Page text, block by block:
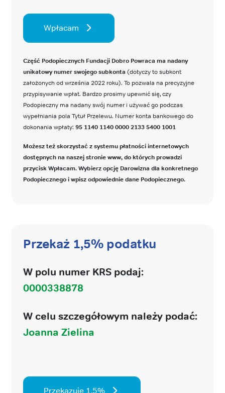
Wpłacam
Część Podopiecznych Fundacji Dobro Powraca ma nadany
unikatowy numer swojego subkonta (dotyczy to subkont
założonych od września 2022 roku). To pozwala na precyzyjne
przypisywanie wpłat. Bardzo prosimy upewnić się, czy
Podopieczny ma nadany swój numer i używać go podczas
wypełniania pola Tytuł Przelewu. Numer konta bankowego do
dokonania wpłaty: 95 1140 1140 0000 2133 5400 1001
Możesz też skorzystać z systemu płatności internetowych
dostępnych na naszej stronie www, do których prowadzi
przycisk Wpłacam. Wybierz opcję Darowizna dla konkretnego
Podopiecznego i wpisz odpowiednie dane Podopiecznego.
Przekaż 1,5% podatku
W polu numer KRS podaj:
0000338878
W celu szczegółowym należy podać:
Joanna Zielina
Przekazuję 1,5%